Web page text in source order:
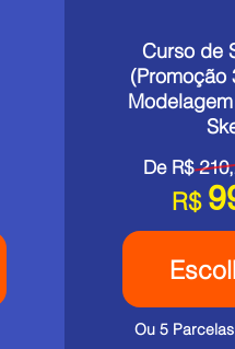
Curso de
(Promoção
De R$
R$
Ou 5